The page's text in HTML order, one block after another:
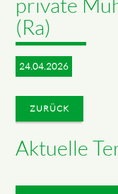
(Ra)
24.04.2026
ZURÜCK
Aktuelle